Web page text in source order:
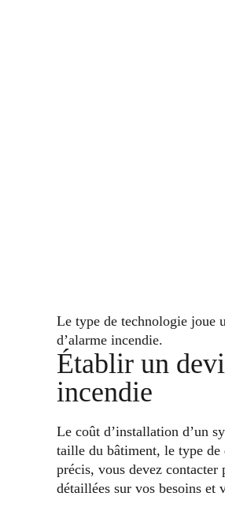
Le type de technologie joue
d’alarme incendie.
Établir un
incendie
Le coût d’installation d’un
taille du bâtiment, le type
précis, vous devez contacter
détaillées sur vos besoins et